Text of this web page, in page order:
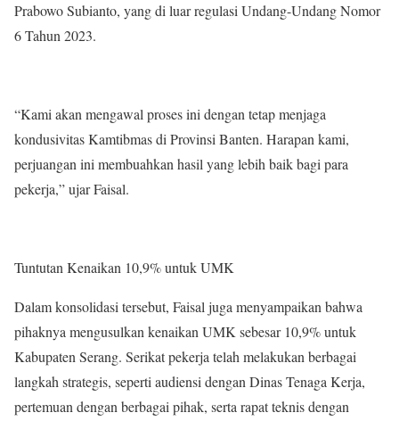
Prabowo Subianto, yang di luar regulasi Undang-Undang Nomor
6 Tahun 2023.
“Kami akan mengawal proses ini dengan tetap menjaga
kondusivitas Kamtibmas di Provinsi Banten. Harapan kami,
perjuangan ini membuahkan hasil yang lebih baik bagi para
pekerja,” ujar Faisal.
Tuntutan Kenaikan 10,9% untuk UMK
Dalam konsolidasi tersebut, Faisal juga menyampaikan bahwa
pihaknya mengusulkan kenaikan UMK sebesar 10,9% untuk
Kabupaten Serang. Serikat pekerja telah melakukan berbagai
langkah strategis, seperti audiensi dengan Dinas Tenaga Kerja,
pertemuan dengan berbagai pihak, serta rapat teknis dengan